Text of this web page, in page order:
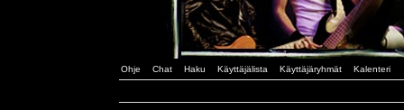
Ohje Chat Haku Käyttäjälista Käyttäjäryhmät Kalenteri